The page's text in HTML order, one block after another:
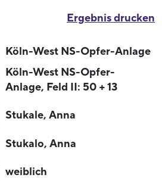
Ergebnis drucken
Köln-West NS-Opfer-Anlage
Köln-West NS-Opfer-
Anlage, Feld II: 50 + 13
Stukale, Anna
Stukalo, Anna
weiblich